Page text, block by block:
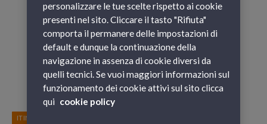
ITINERARI
personalizzare le tue scelte rispetto ai cookie
presenti nel sito. Cliccare il tasto "Rifiuta"
comporta il permanere delle impostazioni di
default e dunque la continuazione della
navigazione in assenza di cookie diversi da
quelli tecnici. Se vuoi maggiori informazioni sul
funzionamento dei cookie attivi sul sito clicca
qui cookie policy